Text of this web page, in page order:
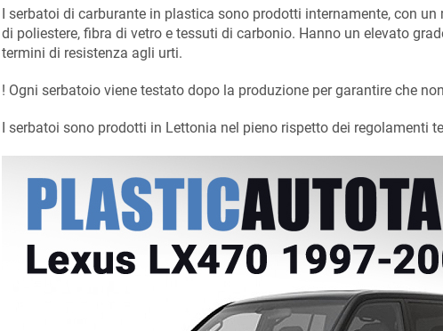
I serbatoi di carburante in plastica sono prodotti internamente, con
di poliestere, fibra di vetro e tessuti di carbonio. Hanno un elevato
termini di resistenza agli urti.
! Ogni serbatoio viene testato dopo la produzione per garantire che
I serbatoi sono prodotti in Lettonia nel pieno rispetto dei regolamenti